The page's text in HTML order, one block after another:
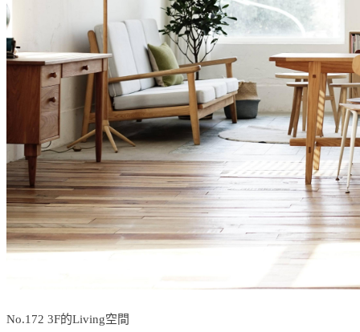
No.172 3F的Living空間